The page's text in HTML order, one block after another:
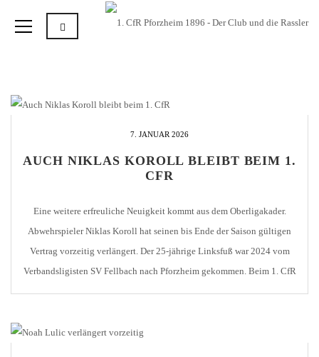
7. JANUAR 2026
AUCH NIKLAS KOROLL BLEIBT BEIM 1.
CFR
Eine weitere erfreuliche Neuigkeit kommt aus dem Oberligakader.
Abwehrspieler Niklas Koroll hat seinen bis Ende der Saison gültigen
Vertrag vorzeitig verlängert. Der 25-jährige Linksfuß war 2024 vom
Verbandsligisten SV Fellbach nach Pforzheim gekommen. Beim 1. CfR
absolvierte Koroll bisher 48 Spiele und erzielte dabei 4 Treffer. 6 Tore